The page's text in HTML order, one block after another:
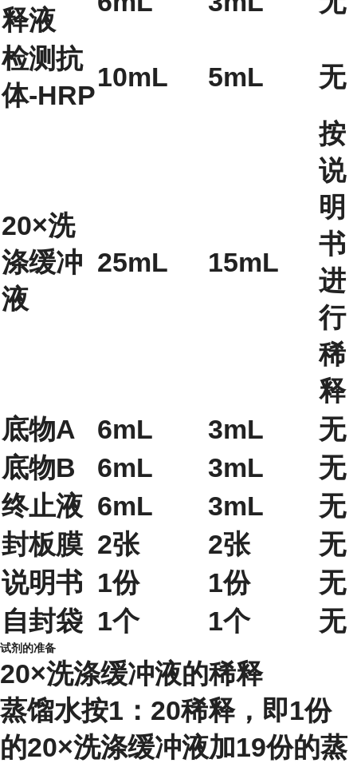
释液
检测抗
体-HRP
10mL 5mL 无
20×洗
涤缓冲
液
25mL 15mL
按
说
明
书
进
行
稀
释
底物A
6mL 3mL
无
底物B
6mL 3mL
无
终止液 6mL 3mL
无
封板膜 2张 2张
无
说明书 1份 1份
无
自封袋 1个 1个 无
试剂的准备
20×洗涤缓冲液的稀释
蒸馏水按1：20稀释，即1份
的20×洗涤缓冲液加19份的蒸